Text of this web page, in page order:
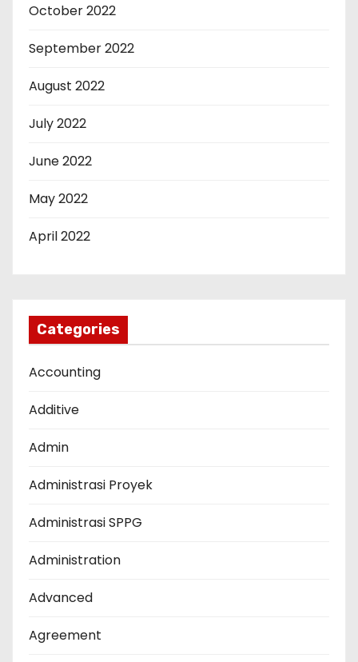
October 2022
September 2022
August 2022
July 2022
June 2022
May 2022
April 2022
Categories
Accounting
Additive
Admin
Administrasi Proyek
Administrasi SPPG
Administration
Advanced
Agreement